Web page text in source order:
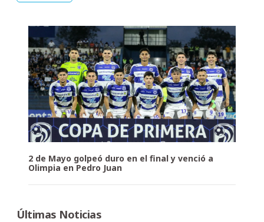
2 de Mayo golpeó duro en el final y venció a
Olimpia en Pedro Juan
Últimas Noticias